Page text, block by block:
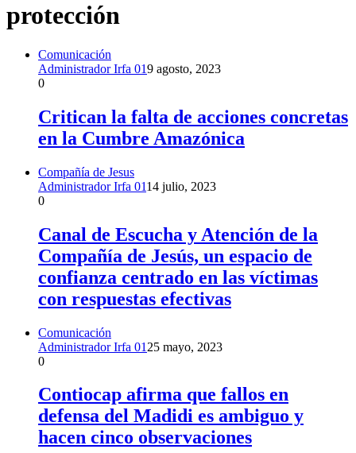
protección
Comunicación
Administrador Irfa 019 agosto, 2023
0
Critican la falta de acciones concretas
en la Cumbre Amazónica
Compañía de Jesus
Administrador Irfa 0114 julio, 2023
0
Canal de Escucha y Atención de la
Compañía de Jesús, un espacio de
confianza centrado en las víctimas
con respuestas efectivas
Comunicación
Administrador Irfa 01 25 mayo, 2023
0
Contiocap afirma que fallos en
defensa del Madidi es ambiguo y
hacen cinco observaciones